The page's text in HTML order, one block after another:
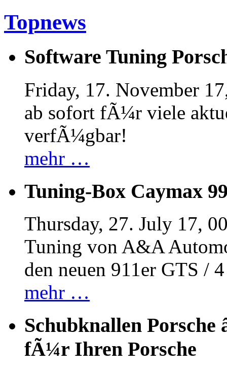
Topnews
Software Tuning
Friday, 17. November
ab sofort fÃ¼r viele
verfÃ¼gbar!
mehr …
Tuning-Box Caymax
Thursday, 27. July 17,
Tuning von A&A
den neuen 911er GTS /
mehr …
Schubknallen Porsche
fÃ¼r Ihren Porsche